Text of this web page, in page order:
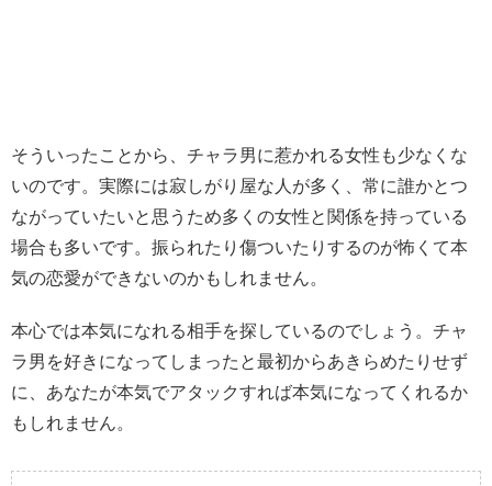
そういったことから、チャラ男に惹かれる女性も少なくな
いのです。実際には寂しがり屋な人が多く、常に誰かとつ
ながっていたいと思うため多くの女性と関係を持っている
場合も多いです。振られたり傷ついたりするのが怖くて本
気の恋愛ができないのかもしれません。
本心では本気になれる相手を探しているのでしょう。チャ
ラ男を好きになってしまったと最初からあきらめたりせず
に、あなたが本気でアタックすれば本気になってくれるか
もしれません。